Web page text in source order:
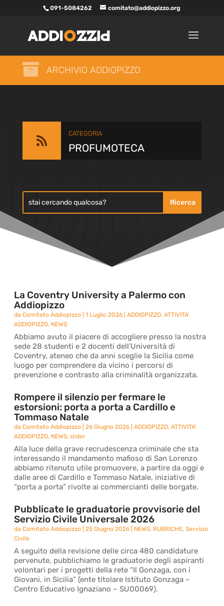
091-5084262 comitato@addiopizzo.org
 ARCHIVIO ADDIOPIZZO

CATEGORIA
PROFUMOTECA
La Coventry University a Palermo con
Addiopizzo
daComitato Addiopizzo |1 Luglio 2026 |ADDIOPIZZO,ATTIVITA'
ADDIOPIZZO, NEWS
Abbiamo avuto il piacere di accogliere presso la nostra
sede 28 studenti e 2 docenti dell’Università di
Coventry, ateneo che da anni sceglie la Sicilia come
luogo per comprendere da vicino i percorsi di
prevenzione e contrasto alla criminalità organizzata.
Rompere il silenzio per fermare le
estorsioni: porta a porta a Cardillo e
Tommaso Natale
daComitato Addiopizzo |26 Giugno 2026 |ADDIOPIZZO,ATTIVITA'
ADDIOPIZZO, NEWS,slider
Alla luce della grave recrudescenza criminale che sta
interessando il mandamento mafioso di San Lorenzo
abbiamo ritenuto utile promuovere, a partire da oggi e
dalle aree di Cardillo e Tommaso Natale, iniziative di
“porta a porta” rivolte ai commercianti delle borgate.
Pubblicate le graduatorie provvisorie del
Servizio Civile Universale 2026
daComitato Addiopizzo |25 Giugno 2026 NEWS, RUBRICHE,Servizio
Civile
A seguito della revisione delle circa 480 candidature
pervenute, pubblichiamo le graduatorie degli aspiranti
volontari per i progetti della rete “Il Gonzaga, con i
Giovani, in Sicilia” (ente titolare Istituto Gonzaga –
Centro Educativo Ignaziano – SU00069).